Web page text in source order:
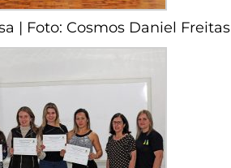
| Foto: Cosmos Daniel Freitas